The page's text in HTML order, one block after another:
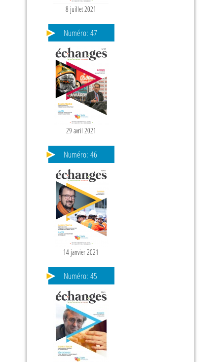
8 juillet 2021
Numéro: 47
29 avril 2021
Numéro: 46
14 janvier 2021
Numéro: 45